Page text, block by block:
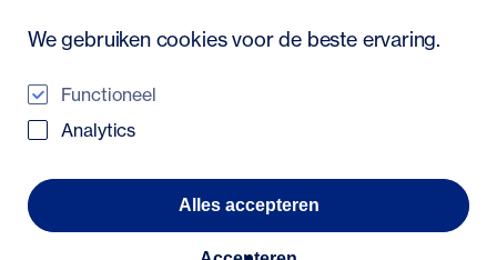
We gebruiken cookies voor de beste ervaring.
Functioneel
Analytics
Alles accepteren
1081 AS Amsterdam
Algemene voorwaarden
Privacyverklaring
Toegankelijkheidsverklaring